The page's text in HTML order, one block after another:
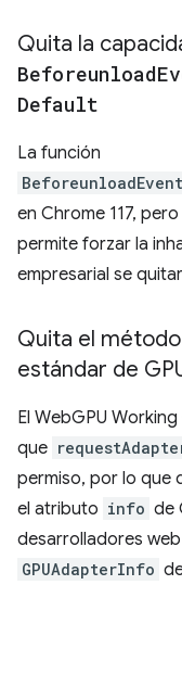
Quita la
Beforeunload
Default
La función
en Chrome 117,
permite forzar la
empresarial se
Quita el método
estándar de
El WebGPU
que
permiso, por lo que
el atributo info de
desarrolladores
GPUAdapterInfo